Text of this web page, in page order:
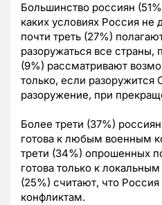
Большинство россиян
каких условиях Россия не
почти треть (27%)
разоружаться все страны,
(9%) рассматривают
только, если
разоружение, при
Более трети (37%)
готова к любым военным
трети (34%) опрошенных
готова только к
(25%) считают, что Россия
конфликтам.